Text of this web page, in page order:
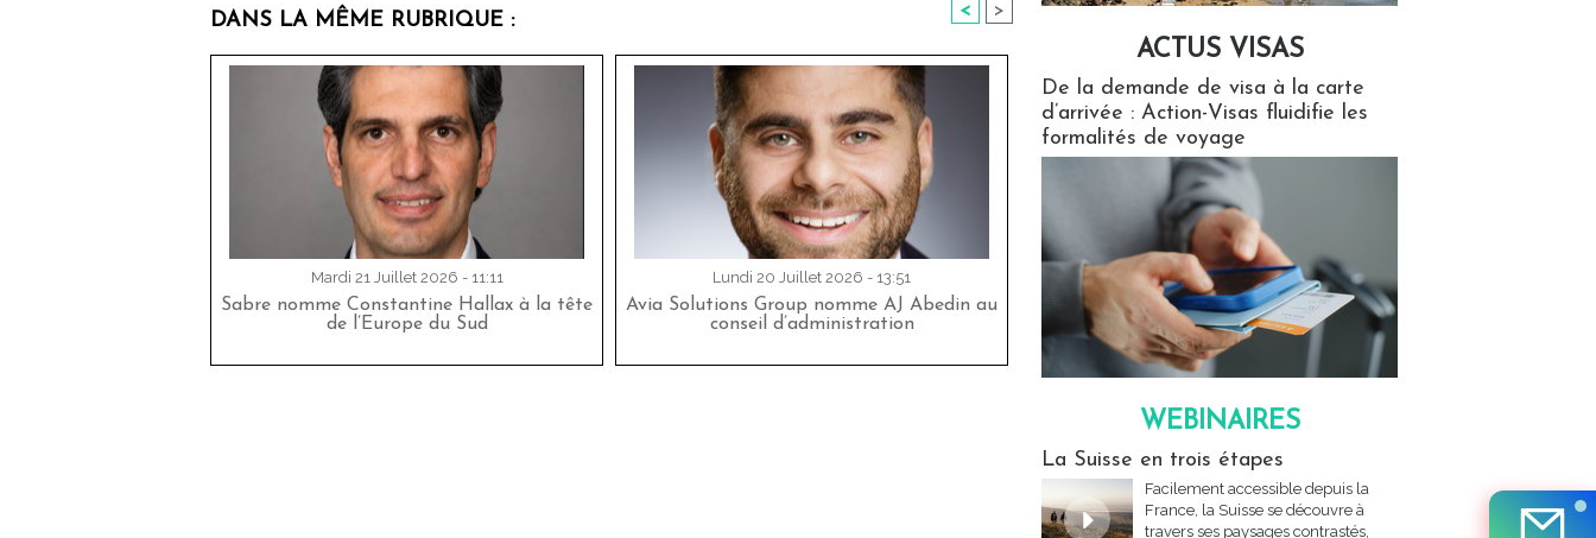
DANS LA MÊME RUBRIQUE : < >
Mardi 21 Juillet 2026 - 11:11
Sabre nomme Constantine Hallax à la tête
de l’Europe du Sud
Lundi 20 Juillet 2026 - 13:51
Avia Solutions Group nomme AJ Abedin au
conseil d’administration
ACTUS VISAS
De la demande de visa à la carte
d’arrivée : Action-Visas fluidifie les
formalités de voyage
WEBINAIRES
La Suisse en trois étapes
Facilement accessible depuis la
France, la Suisse se découvre à
travers ses paysages contrastés,